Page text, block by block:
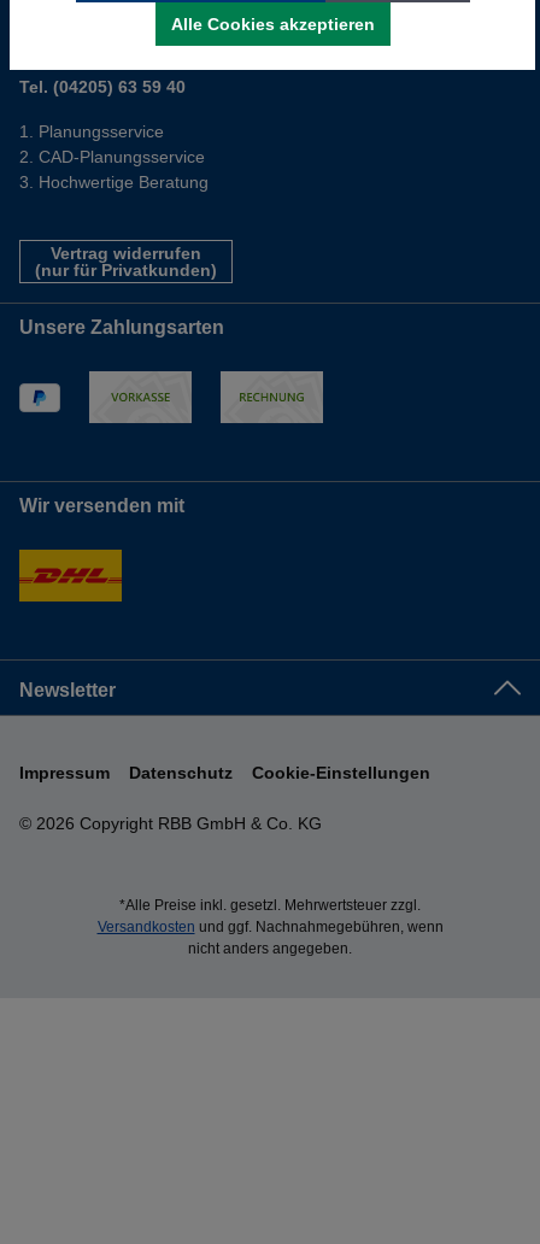
Sie planen ein neues Büro? Wir helfen Ihnen kostenlos dabei.
Tel. (04205) 63 59 40
Planungsservice
CAD-Planungsservice
Hochwertige Beratung
Vertrag widerrufen
(nur für Privatkunden)
Unsere Zahlungsarten
Wir versenden mit
Newsletter
© 2026 Copyright RBB GmbH & Co. KG
Impressum Datenschutz Cookie-Einstellungen
*Alle Preise inkl. gesetzl. Mehrwertsteuer zzgl.
Versandkosten und ggf. Nachnahmegebühren, wenn
nicht anders angegeben.
Alle Cookies akzeptieren